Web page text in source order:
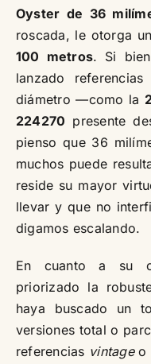
Oyster de 36
roscada, le otorga
100 metros. Si
lanzado
diámetro —como la
224270 presente
pienso que 36
muchos puede
reside su mayor
llevar y que no
digamos escalando.
En cuanto a su
priorizado la
haya buscado un
versiones total o
referencias vintageo